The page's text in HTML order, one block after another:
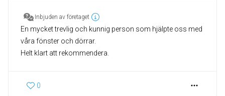
Inbjuden av företaget
En mycket trevlig och kunnig person som hjälpte oss med
våra fönster och dörrar.
Helt klart att rekommendera.
0